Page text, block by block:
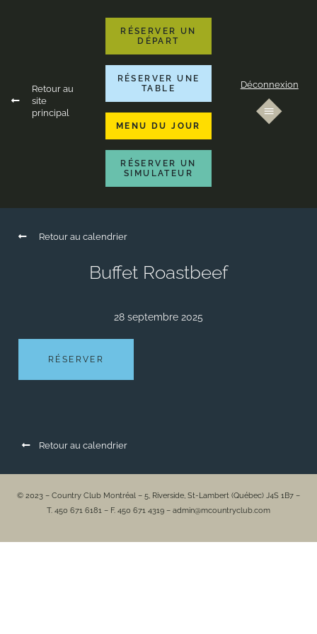
Retour au
site
principal
RÉSERVER UN
DÉPART
RÉSERVER UNE
TABLE
MENU DU JOUR
RÉSERVER UN
SIMULATEUR
Déconnexion
Retour au calendrier
Buffet Roastbeef
28 septembre 2025
RÉSERVER
Retour au calendrier
© 2023 – Country Club Montréal – 5, Riverside, St-Lambert (Québec) J4S 1B7 –
T. 450 671 6181 – F. 450 671 4319 – admin@mcountryclub.com